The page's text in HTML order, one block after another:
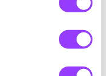
uddannelse,
af ADR-